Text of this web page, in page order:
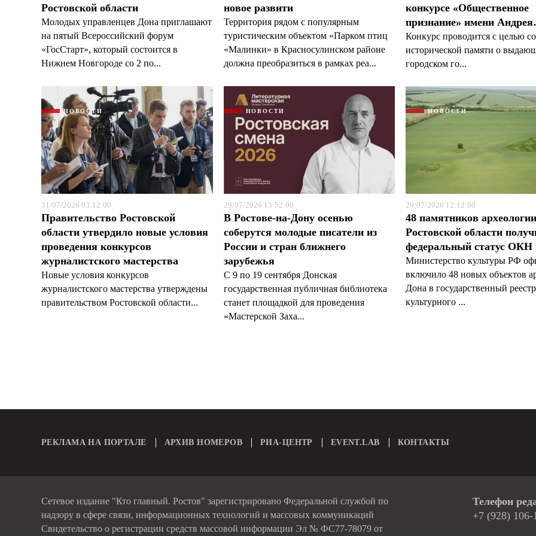
Ростовской области
Молодых управленцев Дона приглашают
на пятый Всероссийский форум
«ГосСтарт», который состоится в
Нижнем Новгороде со 2 по...
новое развити
Территория рядом с популярным
туристическим объектом «Парком птиц
«Малинки» в Красносулинском районе
должна преобразиться в рамках реа...
конкурсе «Общественное
признание» имени
Конкурс проводится с целью
исторической памяти о
городском го...
НОВОСТИ
31/07/2026 03:12:00
Правительство Ростовской
области утвердило новые условия
проведения конкурсов
журналистского мастерства
Новые условия конкурсов
журналистского мастерства утверждены
правительством Ростовской области...
НОВОСТИ
29/07/2026 13:52:00
В Ростове-на-Дону осенью
соберутся молодые писатели из
России и стран ближнего
зарубежья
С 9 по 19 сентября Донская
государственная публичная библиотека
станет площадкой для проведения
«Мастерской Заха...
НОВОСТИ
29/07/2026 12:12:00
48 памятников
Ростовской области
федеральный статус ОКН
Министерство культуры РФ
включило 48 новых объектов
Дона в государственный
культурного ...
РЕКЛАМА НА ПОРТАЛЕ АРХИВ НОМЕРОВ РИА-ЦЕНТР EVENT.LAB КОНТАКТЫ
Сетевое издание "Кто главный. Ростов" зарегистрировано Федеральной службой по
надзору в сфере связи, информационных технологий и массовых коммуникаций
Свидетельство о регистрации средств массовой информации Эл № ФС77-78079 от
Телефон
+7 (928) 106-